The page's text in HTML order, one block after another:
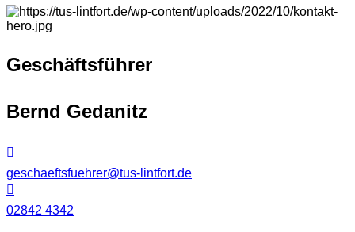
Geschäftsführer
Bernd Gedanitz
geschaeftsfuehrer@tus-lintfort.de
02842 4342